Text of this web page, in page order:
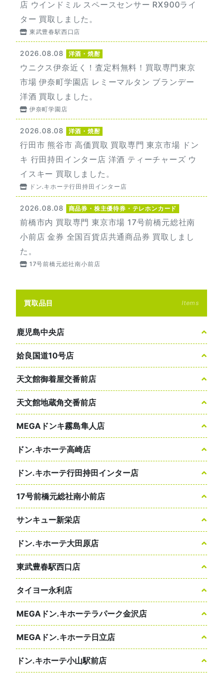
店 ウインドミル スペースセンサー RX900ライ
ター 買取しました。
東武豊春駅西口店
2026.08.08 洋酒・焼酎
ウニクス伊奈近く！査定料無料！買取専門東京
市場 伊奈町学園店 レミーマルタン ブランデー
洋酒 買取しました。
伊奈町学園店
2026.08.08 洋酒・焼酎
行田市 熊谷市 高価買取 買取専門 東京市場 ドン
キ 行田持田インター店 洋酒 ティーチャーズ ウ
イスキー 買取しました。
ドン.キホーテ行田持田インター店
2026.08.08 商品券・株主優待券・テレホンカード
前橋市内 買取専門 東京市場 17号前橋元総社南
小前店 金券 全国百貨店共通商品券 買取しまし
た。
17号前橋元総社南小前店
買取品目 Items
鹿児島中央店
姶良国道10号店
天文館御着屋交番前店
天文館地蔵角交番前店
MEGAドンキ霧島隼人店
ドン.キホーテ高崎店
ドン.キホーテ行田持田インター店
17号前橋元総社南小前店
サンキュー新栄店
ドン.キホーテ大田原店
東武豊春駅西口店
タイヨー永利店
MEGAドン.キホーテラパーク金沢店
MEGAドン.キホーテ日立店
ドン.キホーテ小山駅前店